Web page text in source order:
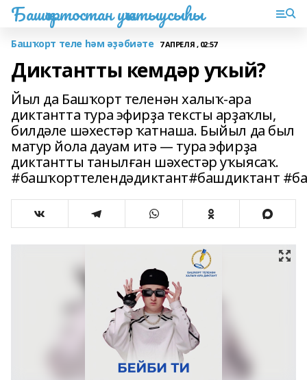
Башҡортостан уҡытыусыһы
Башҡорт теле һәм әҙәбиәте 7 АПРЕЛЯ , 02:57
Диктантты кемдәр уҡый?
Йыл да Башҡорт теленән халыҡ-ара
диктантта тура эфирҙа тексты арҙаҡлы,
билдәле шәхестәр ҡатнаша. Быйыл да был
матур йола дауам итә — тура эфирҙа
диктантты танылған шәхестәр уҡыясаҡ.
#башҡорттелендәдиктант#башдиктант